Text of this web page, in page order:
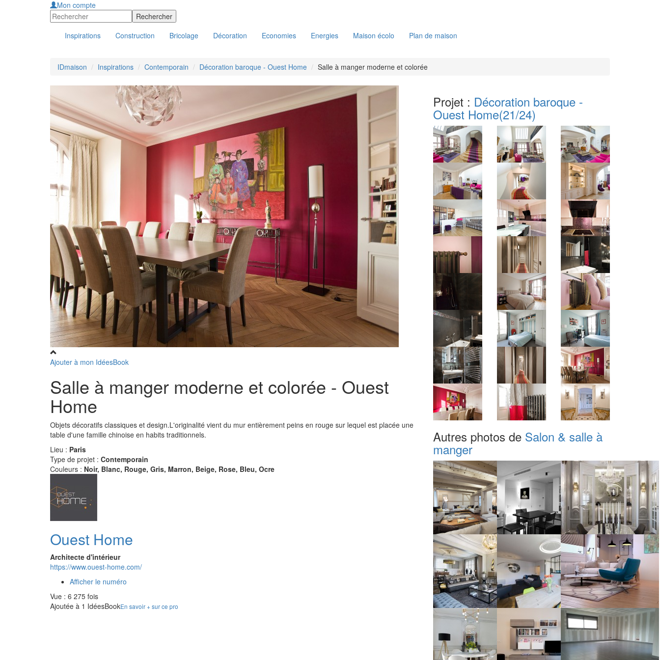
Mon compte
Inspirations Construction Bricolage Décoration Economies Energies Maison écolo Plan de maison
IDmaison Inspirations Contemporain Décoration baroque - Ouest Home Salle à manger moderne et colorée
Ajouter à mon IdéesBook
Salle à manger moderne et colorée - Ouest
Home
Objets décoratifs classiques et design.L'originalité vient du mur entièrement peins en rouge sur lequel est placée une
table d'une famille chinoise en habits traditionnels.
Lieu : Paris
Type de projet : Contemporain
Couleurs : Noir, Blanc, Rouge, Gris, Marron, Beige, Rose, Bleu, Ocre
Ouest Home
Architecte d'intérieur
https://www.ouest-home.com/
Afficher le numéro
Vue : 6 275 fois
Ajoutée à 1 IdéesBookEn savoir + sur ce pro
Projet : Décoration baroque -
Ouest Home(21/24)
Autres photos de Salon & salle à
manger